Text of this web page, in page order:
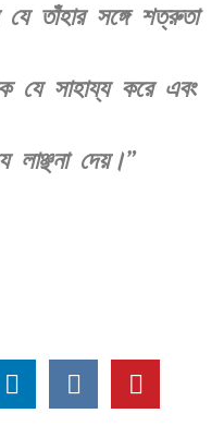
তাঁহার সঙ্গে শত্রুতা
যে সাহায্য করে এবং
লাঞ্ছনা দেয়।”